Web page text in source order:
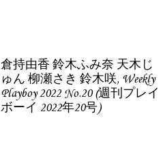
倉持由香 鈴木ふみ奈 天木じ
ゅん 柳瀬さき 鈴木咲, Weekly
Playboy 2022 No.20 (週刊プレイ
ボーイ 2022年20号)